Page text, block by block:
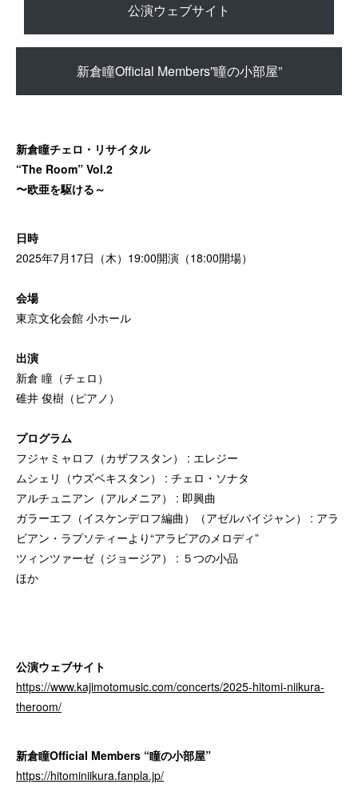
公演ウェブサイト
新倉瞳Official Members”瞳の小部屋”
新倉瞳チェロ・リサイタル
“The Room” Vol.2
〜欧亜を駆ける～
日時
2025年7月17日（木）19:00開演（18:00開場）
会場
東京文化会館 小ホール
出演
新倉 瞳（チェロ）
碓井 俊樹（ピアノ）
プログラム
フジャミャロフ（カザフスタン） : エレジー
ムシェリ（ウズベキスタン） : チェロ・ソナタ
アルチュニアン（アルメニア） : 即興曲
ガラーエフ（イスケンデロフ編曲）（アゼルバイジャン） : アラ
ビアン・ラプソティーより“アラビアのメロディ”
ツィンツァーゼ（ジョージア） : ５つの小品
ほか
公演ウェブサイト
https://www.kajimotomusic.com/concerts/2025-hitomi-niikura-
theroom/
新倉瞳Official Members “瞳の小部屋”
https://hitominiikura.fanpla.jp/